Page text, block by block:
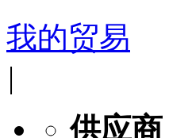
我的贸易
|
供应商